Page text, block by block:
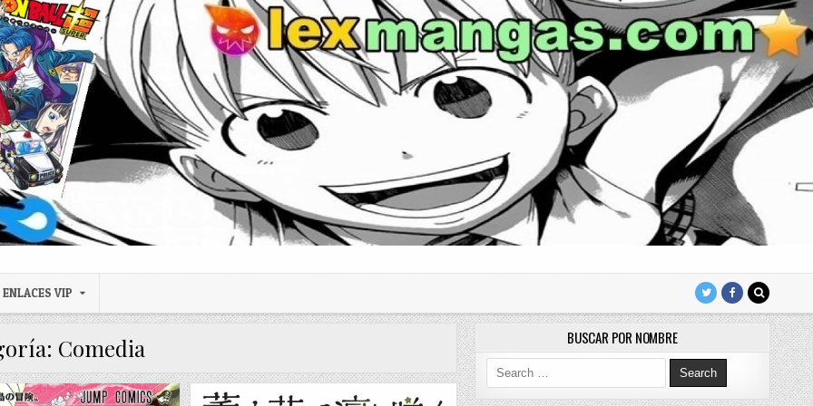
ENLACES VIP
Comedia BUSCAR POR NOMBRE
Search for: